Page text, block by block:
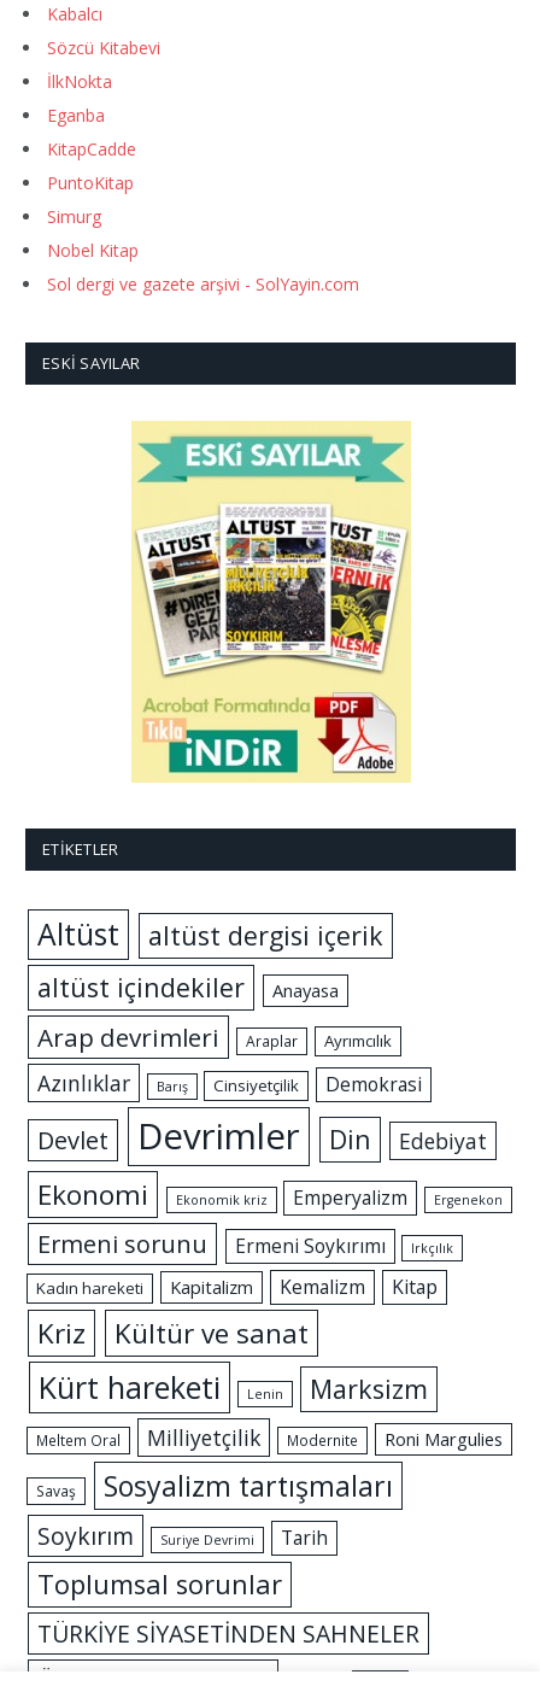
Kabalcı
Sözcü Kitabevi
İlkNokta
Eganba
KitapCadde
PuntoKitap
Simurg
Nobel Kitap
Sol dergi ve gazete arşivi - SolYayin.com
ESKI SAYILAR
ETIKETLER
Altüst
altüst dergisi içerik
altüst içindekiler
Anayasa
Arap devrimleri Araplar Ayrımcılık
Azınlıklar Barış Cinsiyetçilik Demokrasi
Devlet Devrimler Din Edebiyat
Ekonomi Ekonomik kriz Emperyalizm Ergenekon
Ermeni sorunu Ermeni Soykırımı Irkçılık
Kadın hareketi Kapitalizm Kemalizm Kitap
Kriz Kültür ve sanat
Kürt hareketi Lenin Marksizm
Meltem Oral Milliyetçilik Modernite Roni Margulies
Savaş Sosyalizm tartışmaları
Soykırım Suriye Devrimi Tarih
Toplumsal sorunlar
TÜRKİYE SİYASETİNDEN SAHNELER
Özgürlük mücadelesi